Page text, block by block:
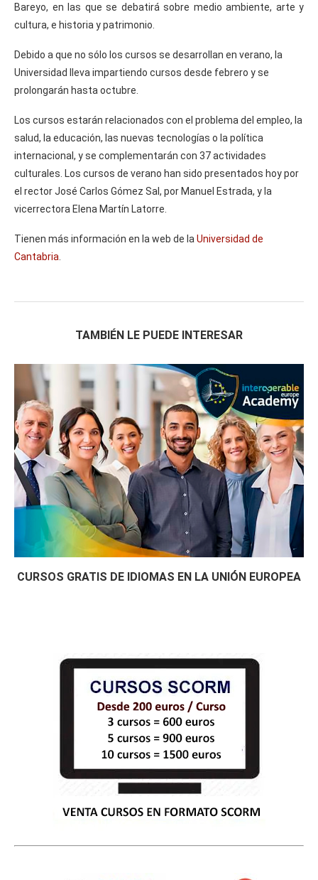
Bareyo, en las que se debatirá sobre medio ambiente, arte y
cultura, e historia y patrimonio.
Debido a que no sólo los cursos se desarrollan en verano, la
Universidad lleva impartiendo cursos desde febrero y se
prolongarán hasta octubre.
Los cursos estarán relacionados con el problema del empleo, la
salud, la educación, las nuevas tecnologías o la política
internacional, y se complementarán con 37 actividades
culturales. Los cursos de verano han sido presentados hoy por
el rector José Carlos Gómez Sal, por Manuel Estrada, y la
vicerrectora Elena Martín Latorre.
Tienen más información en la web de la Universidad de
Cantabria
TAMBIÉN LE PUEDE INTERESAR
CURSOS GRATIS DE IDIOMAS EN LA UNIÓN EUROPEA